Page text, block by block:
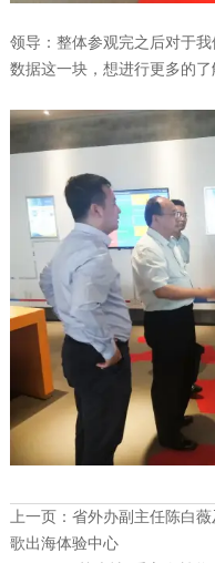
领导：整体参观完之后对于
数据这一块，想进行更多的
上一页： 省外办副主任陈白
歌出海体验中心